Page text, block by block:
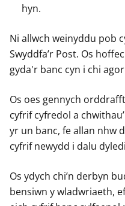
hyn.
Ni allwch weinyddu pob
Swyddfa’r Post. Os
gyda'r banc cyn i chi
Os oes gennych
cyfrif cyfredol a
yr un banc, fe allan nhw
cyfrif newydd i dalu
Os ydych chi’n derbyn
bensiwn y wladwriaeth,